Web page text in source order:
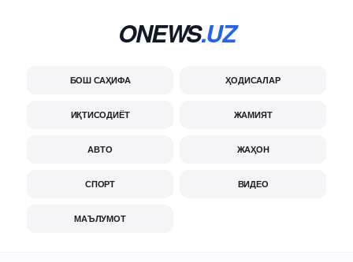
ONEWS.UZ
БОШ САҲИФА ҲОДИСАЛАР
ИҚТИСОДИЁТ ЖАМИЯТ
АВТО ЖАҲОН
СПОРТ ВИДЕО
МАЪЛУМОТ